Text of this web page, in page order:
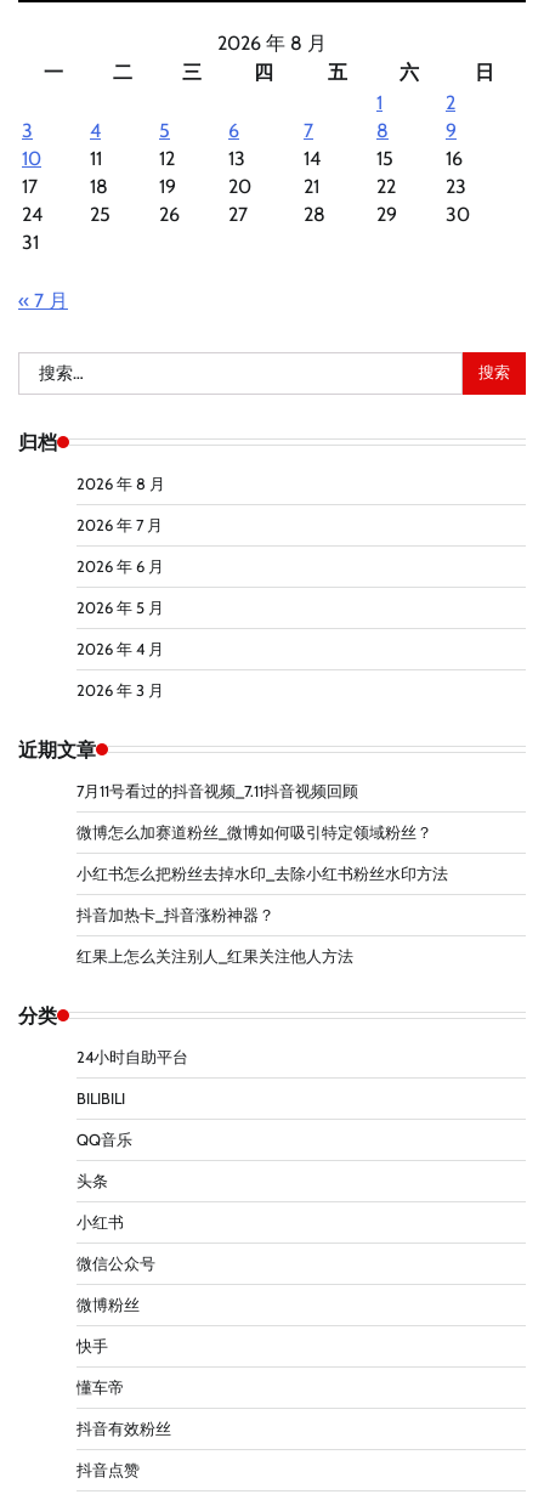
2026 年 8 月
一
二 三 四 五 六
日
1
2
3
4 5 6 7 8
9
10
11 12 13 14 15
16
17
18 19 20 21 22
23
24
25 26 27 28 29
30
31
« 7 月
索：
归档
2026 年 8 月
2026 年 7 月
2026 年 6 月
2026 年 5 月
2026 年 4 月
2026 年 3 月
近期文章
7月11号看过的抖音视频_7.11抖音视频回顾
微博怎么加赛道粉丝_微博如何吸引特定领域粉丝？
小红书怎么把粉丝去掉水印_去除小红书粉丝水印方法
抖音加热卡_抖音涨粉神器？
红果上怎么关注别人_红果关注他人方法
分类
24小时自助平台
BILIBILI
QQ音乐
头条
小红书
微信公众号
微博粉丝
快手
懂车帝
抖音有效粉丝
抖音点赞